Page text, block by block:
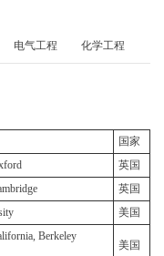
电气工程 化学工程
国家
英国
英国
美国
Berkeley
美国